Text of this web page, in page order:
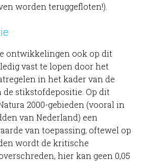
worden teruggefloten!).
ontwikkelingen ook op dit
vast te lopen door het
in het kader van de
stikstofdepositie. Op dit
2000-gebieden (vooral in
van Nederland) een
van toepassing, oftewel op
wordt de kritische
hier kan geen 0,05